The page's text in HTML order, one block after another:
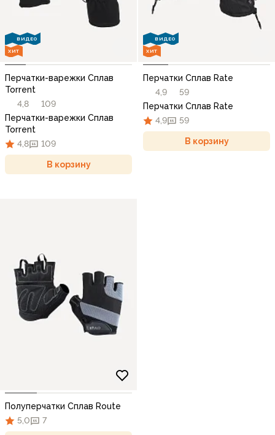
ВИДЕО
ХИТ
Перчатки-варежки Сплав
Torrent
4,8
109
Перчатки-варежки Сплав
Torrent
4,8
109
В корзину
ВИДЕО
ХИТ
Перчатки Сплав Rate
4,9
59
Перчатки Сплав Rate
4,9
59
В корзину
Полуперчатки Сплав Route
5,0
7